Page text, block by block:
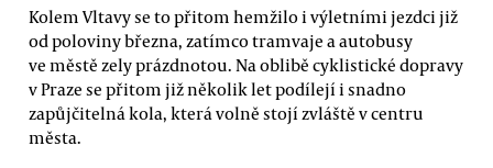
Kolem Vltavy se to přitom hemžilo i výletními jezdci již
od poloviny března, zatímco tramvaje a autobusy
ve městě zely prázdnotou. Na oblibě cyklistické dopravy
v Praze se přitom již několik let podílejí i snadno
zapůjčitelná kola, která volně stojí zvláště v centru
města.